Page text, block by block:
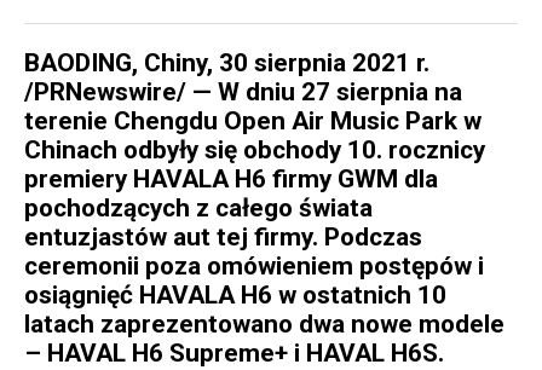
BAODING, Chiny, 30 sierpnia 2021 r.
/PRNewswire/ — W dniu 27 sierpnia na
terenie Chengdu Open Air Music Park w
Chinach odbyły się obchody 10. rocznicy
premiery HAVALA H6 firmy GWM dla
pochodzących z całego świata
entuzjastów aut tej firmy. Podczas
ceremonii poza omówieniem postępów i
osiągnięć HAVALA H6 w ostatnich 10
latach zaprezentowano dwa nowe modele
– HAVAL H6 Supreme+ i HAVAL H6S.